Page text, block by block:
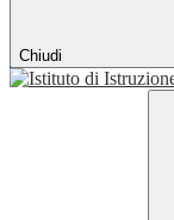
Chiudi